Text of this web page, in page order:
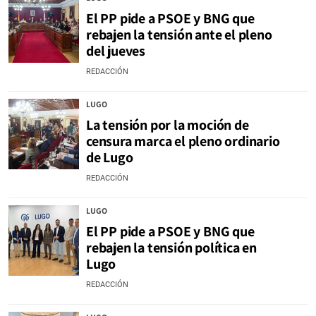
El PP pide a PSOE y BNG que
rebajen la tensión ante el pleno
del jueves
REDACCIÓN
LUGO
La tensión por la moción de
censura marca el pleno ordinario
de Lugo
REDACCIÓN
LUGO
El PP pide a PSOE y BNG que
rebajen la tensión política en
Lugo
REDACCIÓN